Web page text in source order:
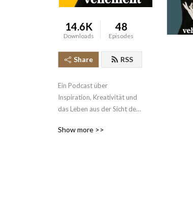
14.6K
Downloads
48
Episodes
Share RSS
Ein Podcast über
Inspiration, Kreativität und
das Leben aus der Sicht der
Weißbach und Synje
Show more >>